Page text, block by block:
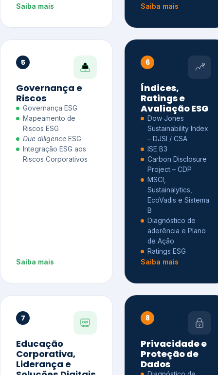
Saiba mais
Saiba mais
5
Governança e
Riscos
Governança ESG
Mapeamento de
Riscos ESG
Due diligence ESG
Integração ESG aos
Riscos Corporativos
Saiba mais
6
Índices,
Ratings e
Avaliação ESG
Dow Jones
Sustainability Index
– DJSI / CSA
ISE B3
Carbon Disclosure
Project – CDP
MSCI,
Sustainalytics,
EcoVadis e Sistema
B
Diagnóstico de
aderência e Plano
de Ação
Ratings ESG
Saiba mais
7
Educação
Corporativa,
Liderança e
8
Privacidade e
Proteção de
Dados